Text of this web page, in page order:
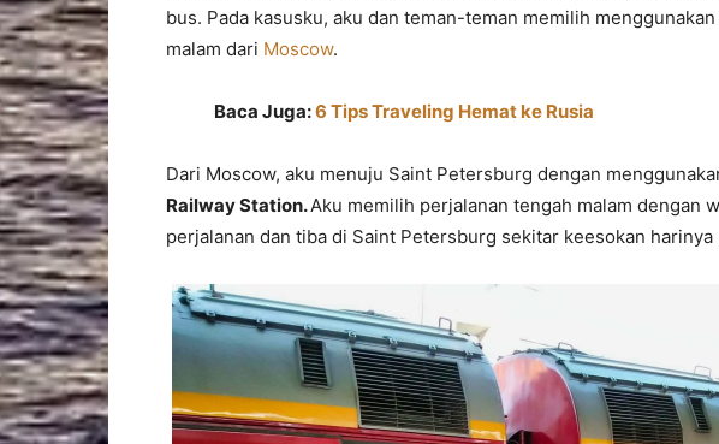
bus. Pada kasusku, aku dan teman-teman memilih
malam dari Moscow.
Baca Juga:6 Tips Traveling Hemat ke Rusia
Dari Moscow, aku menuju Saint Petersburg dengan
Railway Station.Aku memilih perjalanan tengah malam dengan
perjalanan dan tiba di Saint Petersburg sekitar keesokan harinya